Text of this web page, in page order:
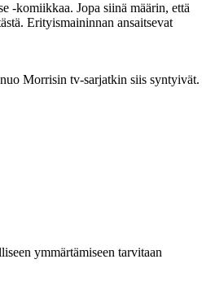
‑komiikkaa. Jopa siinä määrin, että
Erityismaininnan ansaitsevat
Morrisin tv-sarjatkin siis syntyivät.
ymmärtämiseen tarvitaan